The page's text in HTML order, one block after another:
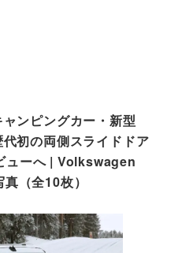
ンピングカー・新型
代初の両側スライドドア
ューへ | Volkswagen
（全10枚）